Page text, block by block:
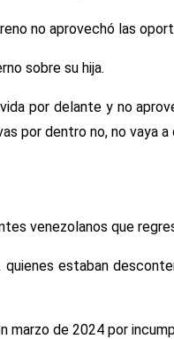
no aprovechó las
sobre su hija.
por delante y no
por dentro no, no vaya
venezolanos que
estaban
de 2024 por